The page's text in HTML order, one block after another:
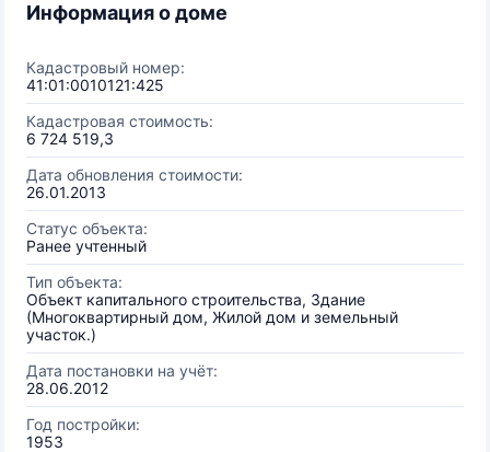
Информация о доме
Кадастровый номер:
41:01:0010121:425
Кадастровая стоимость:
6 724 519,3
Дата обновления стоимости:
26.01.2013
Статус объекта:
Ранее учтенный
Тип объекта:
Объект капитального строительства, Здание
(Многоквартирный дом, Жилой дом и земельный
участок.)
Дата постановки на учёт:
28.06.2012
Год постройки:
1953